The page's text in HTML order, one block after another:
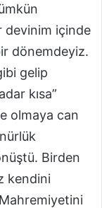
devinim içinde
dönemdeyiz.
gelip
kısa”
olmaya can
Birden
kendini